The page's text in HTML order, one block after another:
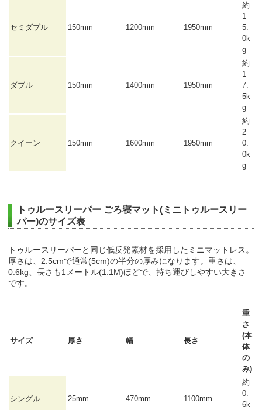
セミダブル 150mm 1200mm 1950mm
約
1
5.
0k
g
ダブル 150mm 1400mm 1950mm
約
1
7.
5k
g
クイーン 150mm 1600mm 1950mm
約
2
0.
0k
g
トゥルースリーパー ごろ寝マット(ミニトゥルースリー
パー)のサイズ表
トゥルースリーパーと同じ低反発素材を採用したミニマットレス。
厚さは、2.5cmで通常(5cm)の半分の厚みになります。重さは、
0.6kg、長さも1メートル(1.1M)ほどで、持ち運びしやすい大きさ
です。
サイズ 厚さ 幅 長さ
重
さ
(本
体
の
み)
シングル 25mm 470mm 1100mm
約
0.
6k